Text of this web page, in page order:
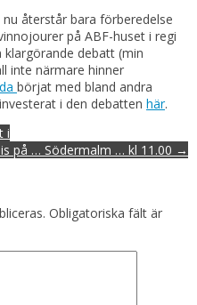
nu återstår bara förberedelse
på ABF-huset i regi
klargörande debatt (min
inte närmare hinner
börjat med bland andra
i den debatten här.
i
på … Södermalm … kl 11.00 →
Obligatoriska fält är